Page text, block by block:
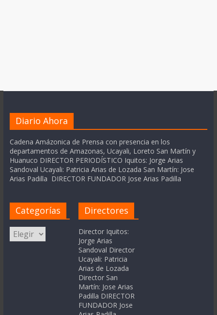
Diario Ahora
Cadena Amázonica de Prensa con presencia en los
departamentos de Amazonas, Ucayali, Loreto San Martín y
Huanuco DIRECTOR PERIODÍSTICO Iquitos: Jorge Arias
Sandoval Ucayali: Patricia Arias de Lozada San Martín: Jose
Arias Padilla DIRECTOR FUNDADOR Jose Arias Padilla
Categorías
Categorías
Directores
Director Iquitos:
Jorge Arias
Sandoval Director
Ucayali: Patricia
Arias de Lozada
Director San
Martín: Jose Arias
Padilla DIRECTOR
FUNDADOR Jose